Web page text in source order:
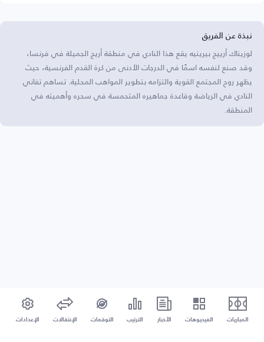
نبذة عن الفريق
لوزيناك أرييج بيرينيه يقع هذا النادي في منطقة أريج الجميلة في فرنسا،
وقد صنع لنفسه اسمًا في الدرجات الأدنى من كرة القدم الفرنسية، حيث
يظهر روح المجتمع القوية والتزامه بتطوير المواهب المحلية. تساهم تفاني
النادي في الرياضة وقاعدة جماهيره المتحمسة في سحره وأهميته في
المنطقة.
المباريات الفيديوهات الأخبار الترتيب التوقعات الإنتقالات الإعدادات